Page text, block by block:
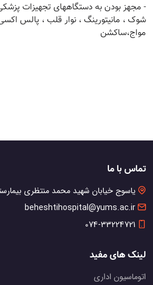
- مجهز بودن به دستگاههای تجهیزات
شوک ، مانیتورینگ ، نوار قلب ، پالس
مواج،ساکشن
تماس با ما
یاسوج خیابان شهید محمد منتظری
beheshtihospital@yums.ac.ir
074-33224721
لینک های مفید
اتوماسیون اداری